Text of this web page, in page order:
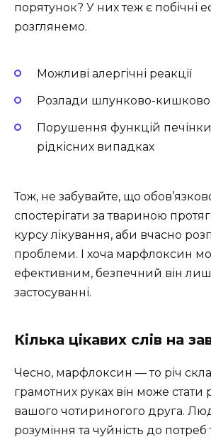
порятунок? У них теж є побічні
розглянемо.
Можливі алергічні реакції
Розлади шлунково-
Порушення функцій
рідкісних випадках
Тож, не забувайте, що
спостерігати за твариною
курсу лікування, аби вчасно
проблеми. І хоча марфлоксин
ефективним, безпечний він
застосуванні.
Кілька цікавих слів на
Чесно, марфлоксин — то річ
грамотних руках він може стати
вашого чотириногого друга.
розуміння та чуйність до